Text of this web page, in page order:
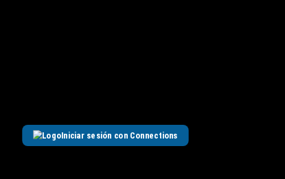
Iniciar sesión con Connections